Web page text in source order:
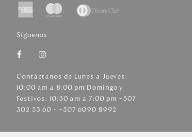
Síguenos
Contáctanos de Lunes a Jueves:
10:00 am a 8:00 pm Domingo y
Festivos: 10:30 am a 7:00 pm +507
302 53 60 - +507 6090 8992